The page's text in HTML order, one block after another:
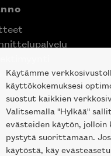
Helsingin keskustassa
Käytämme
käyttökokemuksesi
suostut kaikkien
Valitsemalla "Hylkää"
evästeiden käytön,
pystytä suorittamaan.
käytöstä, käy